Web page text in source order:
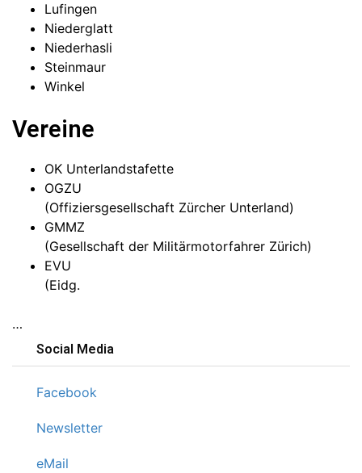
Lufingen
Niederglatt
Niederhasli
Steinmaur
Winkel
Vereine
OK Unterlandstafette
OGZU
(Offiziersgesellschaft Zürcher Unterland)
GMMZ
(Gesellschaft der Militärmotorfahrer Zürich)
EVU
(Eidg.
…
Social Media
Facebook
Newsletter
eMail